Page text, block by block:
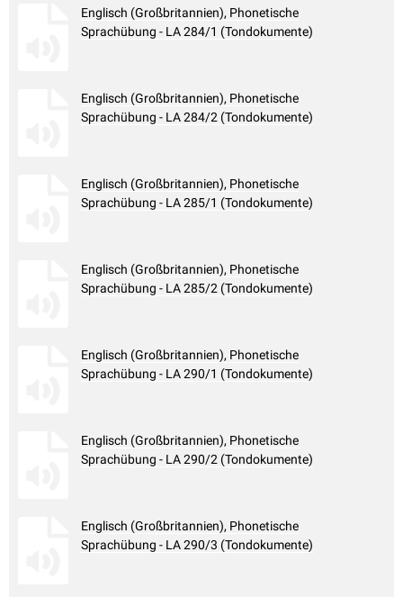
Englisch (Großbritannien), Phonetische
Sprachübung - LA 284/1 (Tondokumente)
Englisch (Großbritannien), Phonetische
Sprachübung - LA 284/2 (Tondokumente)
Englisch (Großbritannien), Phonetische
Sprachübung - LA 285/1 (Tondokumente)
Englisch (Großbritannien), Phonetische
Sprachübung - LA 285/2 (Tondokumente)
Englisch (Großbritannien), Phonetische
Sprachübung - LA 290/1 (Tondokumente)
Englisch (Großbritannien), Phonetische
Sprachübung - LA 290/2 (Tondokumente)
Englisch (Großbritannien), Phonetische
Sprachübung - LA 290/3 (Tondokumente)